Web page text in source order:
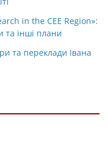
in the CEE Region»:
та інші плани
та переклади Івана